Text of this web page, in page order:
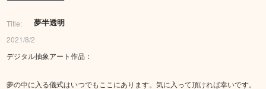
Title: 夢半透明
2021/8/2
デジタル抽象アート作品：
夢の中に入る儀式はいつでもここにあります。気に入って頂ければ幸いです。